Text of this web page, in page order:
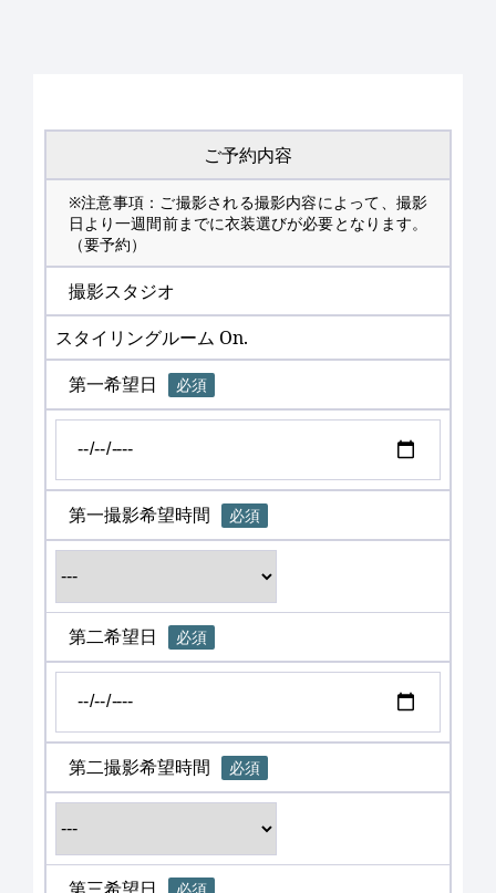
ご予約内容
※注意事項：ご撮影される撮影内容によって、撮影
日より一週間前までに衣装選びが必要となります。
（要予約）
撮影スタジオ
スタイリングルーム On.
第一希望日
必須
第一撮影希望時間 必須
第二希望日 必須
第二撮影希望時間 必須